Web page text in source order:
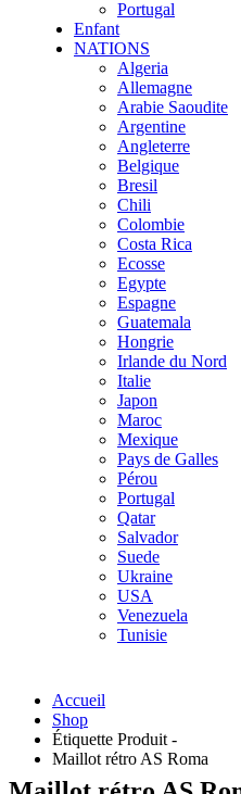
Portugal
Enfant
NATIONS
Algeria
Allemagne
Arabie Saoudite
Argentine
Angleterre
Belgique
Bresil
Chili
Colombie
Costa Rica
Ecosse
Egypte
Espagne
Guatemala
Hongrie
Irlande du Nord
Italie
Japon
Maroc
Mexique
Pays de Galles
Pérou
Portugal
Qatar
Salvador
Suede
Ukraine
USA
Venezuela
Tunisie
Accueil
Shop
Étiquette Produit -
Maillot rétro AS Roma